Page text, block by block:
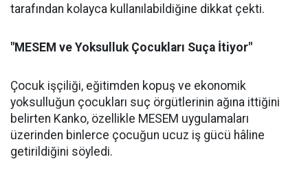
tarafından kolayca kullanılabildiğine dikkat çekti.
"MESEM ve Yoksulluk Çocukları Suça İtiyor"
Çocuk işçiliği, eğitimden kopuş ve ekonomik
yoksulluğun çocukları suç örgütlerinin ağına ittiğini
belirten Kanko, özellikle MESEM uygulamaları
üzerinden binlerce çocuğun ucuz iş gücü hâline
getirildiğini söyledi.